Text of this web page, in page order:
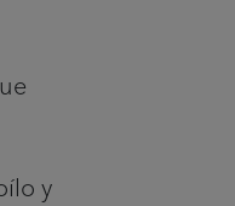
y